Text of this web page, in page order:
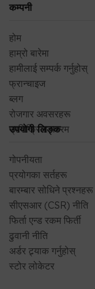
कम्पनी
होम
हाम्रो बारेमा
हामीलाई सम्पर्क गर्नुहोस्
फ्रान्चाइज
ब्लग
रोजगार अवसरहरू
प्रतिक्रिया फारम
उपयोगी लिङ्क
गोपनीयता
प्रयोगका सर्तहरू
बारम्बार सोधिने प्रश्नहरू
सीएसआर (CSR) नीति
फिर्ता एन्ड रकम फिर्ती
ढुवानी नीति
अर्डर ट्र्याक गर्नुहोस्
स्टोर लोकेटर